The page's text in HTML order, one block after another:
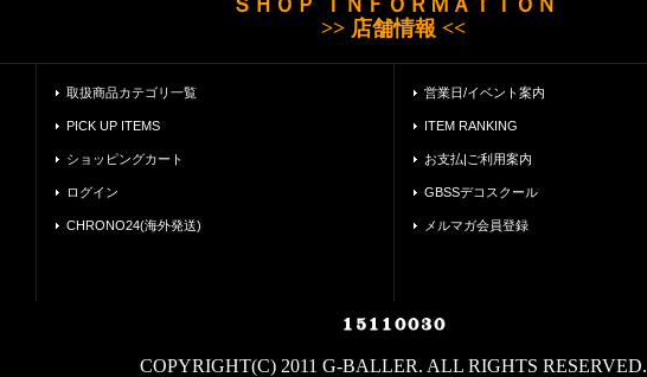
ＳＨＯＰ ＩＮＦＯＲＭＡＴＩＯＮ
>> 店舗情報 <<
取扱商品カテゴリ一覧
PICK UP ITEMS
ショッピングカート
ログイン
CHRONO24(海外発送)
営業日/イベント案内
ITEM RANKING
お支払|ご利用案内
GBSSデコスクール
メルマガ会員登録
COPYRIGHT(C) 2011 G-BALLER. ALL RIGHTS RESERVED.